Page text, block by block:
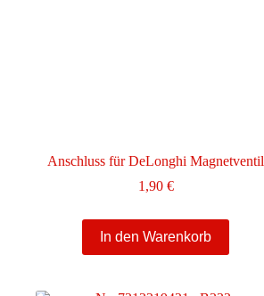
Anschluss für DeLonghi Magnetventil
1,90 €
In den Warenkorb